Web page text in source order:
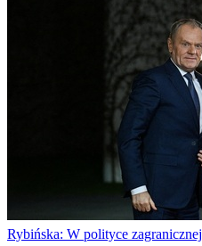
Rybińska: W polityce zagranicznej